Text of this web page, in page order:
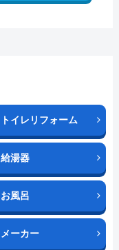
トイレリフォーム
給湯器
お風呂
メーカー